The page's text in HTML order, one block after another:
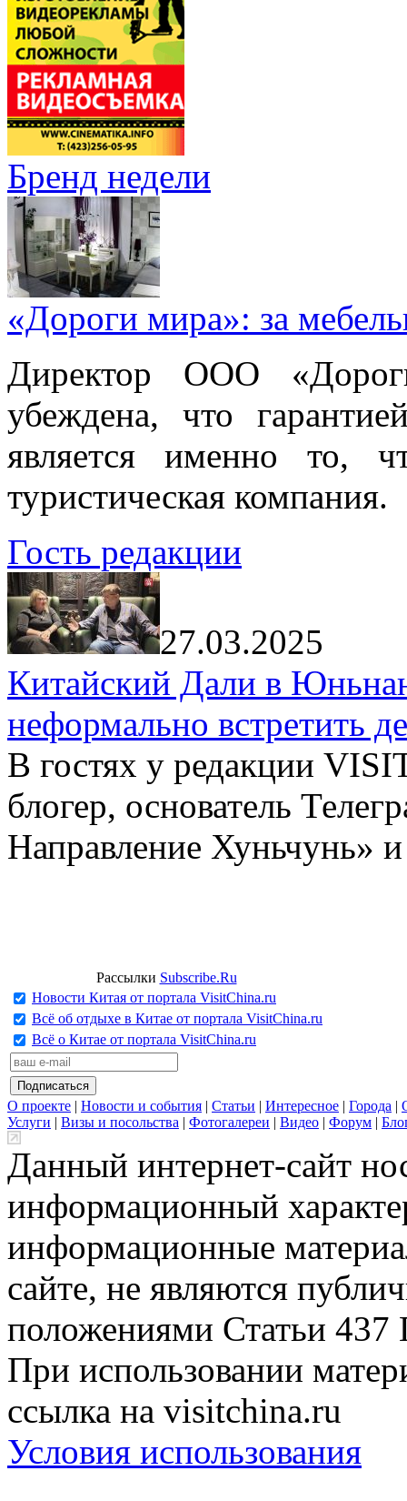
Бренд недели
«Дороги мира»: за
Директор ООО
убеждена, что
является именно то,
туристическая компания.
Гость редакции
27.03.2025
Китайский Дали в
неформально встретить
В гостях у редакции
блогер, основатель
Направление Хуньчунь»
Рассылки Subscribe.Ru
Новости Китая от портала VisitChina.ru
Всё об отдыхе в Китае от портала VisitChina.ru
Всё о Китае от портала VisitChina.ru
О проекте | Новости и события | Статьи | Интересное | Города |
Услуги | Визы и посольства | Фотогалереи | Видео | Форум |
Данный интернет-сайт
информационный
информационные
сайте, не являются
положениями Статьи 437
При использовании
ссылка на visitchina.ru
Условия использования